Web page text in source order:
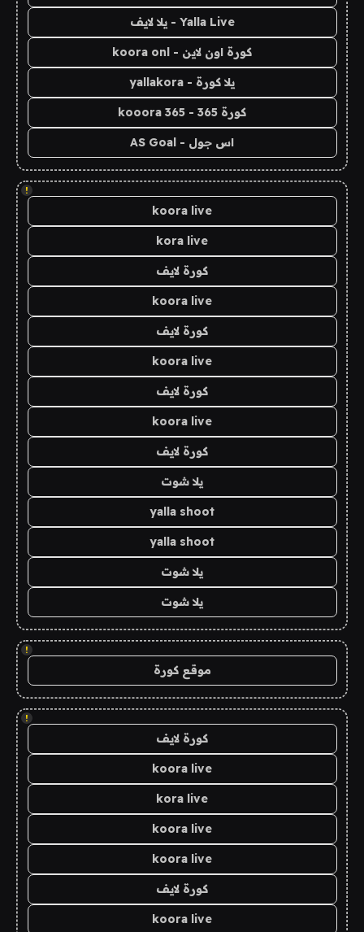
Yalla Live - يلا لايف
كورة اون لاين - koora onl
يلا كورة - yallakora
كورة 365 - kooora 365
اس جول - AS Goal
!
koora live
kora live
كورة لايف
koora live
كورة لايف
koora live
كورة لايف
koora live
كورة لايف
يلا شوت
yalla shoot
yalla shoot
يلا شوت
يلا شوت
!
موقع كورة
!
كورة لايف
koora live
kora live
koora live
koora live
كورة لايف
koora live